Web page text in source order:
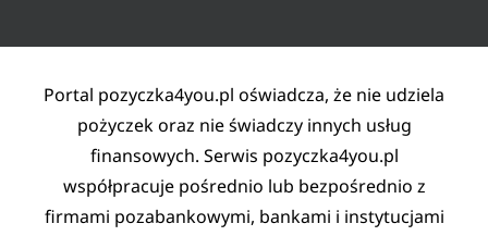
Portal pozyczka4you.pl oświadcza, że nie udziela
pożyczek oraz nie świadczy innych usług
finansowych. Serwis pozyczka4you.pl
współpracuje pośrednio lub bezpośrednio z
firmami pozabankowymi, bankami i instytucjami